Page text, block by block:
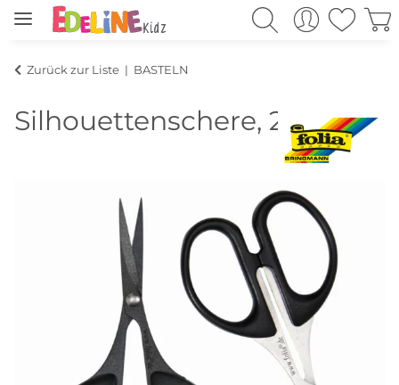
Zurück zur Liste BASTELN
Silhouettenschere, 2er Set